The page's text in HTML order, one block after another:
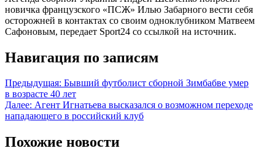
новичка французского «ПСЖ» Илью Забарного вести себя
осторожней в контактах со своим одноклубником Матвеем
Сафоновым, передает Sport24 со ссылкой на источник.
Навигация по записям
Предыдущая: Бывший футболист сборной Зимбабве умер
в возрасте 40 лет
Далее: Агент Игнатьева высказался о возможном переходе
нападающего в российский клуб
Похожие новости